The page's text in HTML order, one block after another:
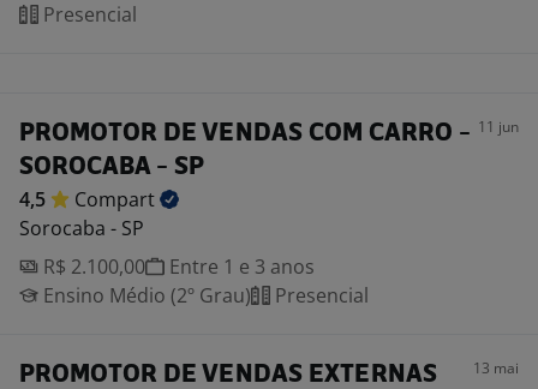
Presencial
PROMOTOR DE VENDAS COM CARRO -
SOROCABA - SP
11 jun
4,5
Compart
Sorocaba - SP
R$ 2.100,00
Entre 1 e 3 anos
Ensino Médio (2º Grau)
Presencial
PROMOTOR DE VENDAS EXTERNAS 13 mai